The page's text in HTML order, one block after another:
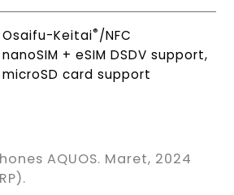
Osaifu-Keitai®/NFC
nanoSIM + eSIM DSDV support,
microSD card support
AQUOS. Maret, 2024